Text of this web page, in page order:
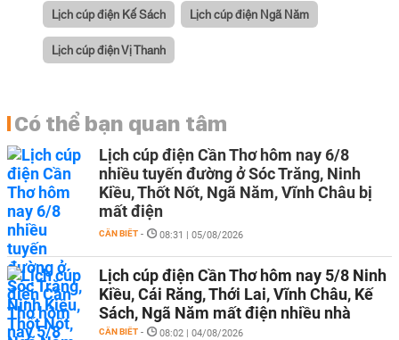
Lịch cúp điện Kế Sách Lịch cúp điện Ngã Năm
Lịch cúp điện Vị Thanh
Có thể bạn quan tâm
Lịch cúp điện Cần Thơ hôm nay 6/8
nhiều tuyến đường ở Sóc Trăng, Ninh
Kiều, Thốt Nốt, Ngã Năm, Vĩnh Châu bị
mất điện
CẦN BIẾT - 08:31 | 05/08/2026
Lịch cúp điện Cần Thơ hôm nay 5/8 Ninh
Kiều, Cái Răng, Thới Lai, Vĩnh Châu, Kế
Sách, Ngã Năm mất điện nhiều nhà
CẦN BIẾT - 08:02 | 04/08/2026